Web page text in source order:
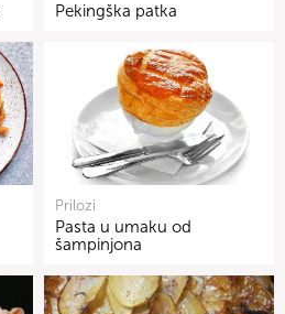
Pekingška patka
Prilozi
Pasta u umaku od
šampinjona